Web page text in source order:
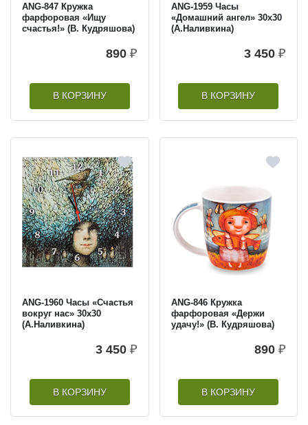
ANG-847 Кружка
фарфоровая «Ищу
счастья!» (В. Кудряшова)
890 ₽
В КОРЗИНУ
ANG-1959 Часы
«Домашний ангел» 30х30
(А.Наливкина)
3 450 ₽
В КОРЗИНУ
ANG-1960 Часы «Счастья
вокруг нас» 30х30
(А.Наливкина)
3 450 ₽
В КОРЗИНУ
ANG-846 Кружка
фарфоровая «Держи
удачу!» (В. Кудряшова)
890 ₽
В КОРЗИНУ